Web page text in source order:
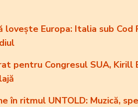
lovește Europa: Italia sub
pentru Congresul SUA, Kirill
în ritmul UNTOLD: Muzică,